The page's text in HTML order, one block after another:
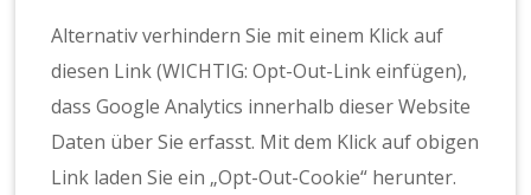
Alternativ verhindern Sie mit einem Klick auf
diesen Link (WICHTIG: Opt-Out-Link einfügen),
dass Google Analytics innerhalb dieser Website
Daten über Sie erfasst. Mit dem Klick auf obigen
Link laden Sie ein „Opt-Out-Cookie“ herunter.